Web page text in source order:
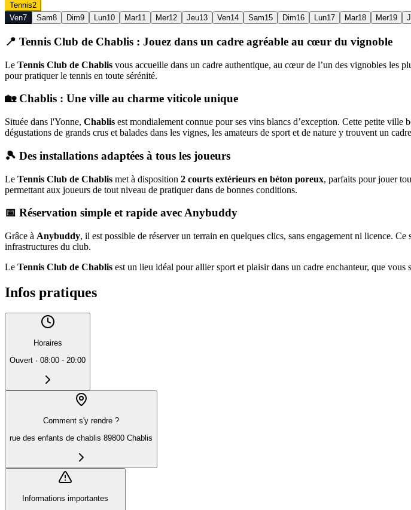
Tennis2
Ven7 Sam8 Dim9 Lun10 Mar11 Mer12 Jeu13 Ven14 Sam15 Dim16 Lun17 Mar18 Mer19
📍 Tennis Club de Chablis : Jouez dans un cadre agréable au cœur du vignoble
Le Tennis Club de Chablis vous accueille dans un cadre authentique, au cœur de l’un des vignobles les
pour pratiquer le tennis en toute sérénité.
🏡 Chablis : Une ville au charme viticole unique
Située dans l'Yonne, Chablis est mondialement connue pour ses vins blancs d’exception. Cette petite
dégustations de grands crus et balades dans les vignes, les amateurs de sport et de nature y trouvent un
🎾 Des installations adaptées à tous les joueurs
Le Tennis Club de Chablis met à disposition 2 courts extérieurs en béton poreux, parfaits pour jouer
permettant aux joueurs de tout niveau de pratiquer dans de bonnes conditions.
📅 Réservation simple et rapide avecAnybuddy
Grâce à Anybuddy, il est possible de réserver un terrain en quelques clics, sans engagement ni licence.
infrastructures du club.
Le Tennis Club de Chablis est un lieu idéal pour allier sport et plaisir dans un cadre enchanteur, que
Infos pratiques
Horaires
Ouvert · 08:00 - 20:00
Comment s'y rendre ?
rue des enfants de chablis 89800 Chablis
Informations importantes